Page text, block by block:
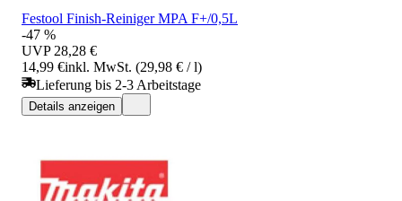
Festool Finish-Reiniger MPA F+/0,5L
-47 %
UVP 28,28 €
14,99 €inkl. MwSt. (29,98 € / l)
Lieferung bis 2-3 Arbeitstage
Details anzeigen